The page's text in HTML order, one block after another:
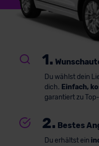
1.
Du wählst dein
dich. Einfach,
garantiert zu
2. Bestes
Du erhältst ein